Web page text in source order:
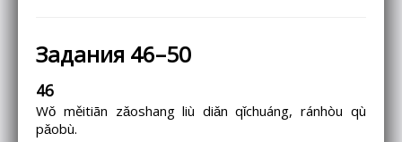
Задания 46–50
46
Wǒ měitiān zǎoshang liù diǎn qǐchuáng, ránhòu qù
pǎobù.